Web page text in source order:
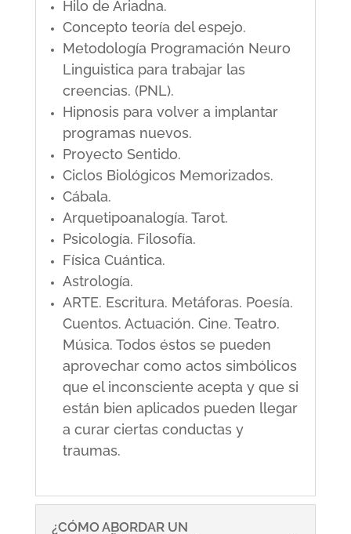
Hilo de Ariadna.
Concepto teoría del espejo.
Metodología Programación Neuro
Linguistica para trabajar las
creencias. (PNL).
Hipnosis para volver a implantar
programas nuevos.
Proyecto Sentido.
Ciclos Biológicos Memorizados.
Cábala.
Arquetipoanalogía. Tarot.
Psicología. Filosofía.
Física Cuántica.
Astrología.
ARTE. Escritura. Metáforas. Poesía.
Cuentos. Actuación. Cine. Teatro.
Música. Todos éstos se pueden
aprovechar como actos simbólicos
que el inconsciente acepta y que si
están bien aplicados pueden llegar
a curar ciertas conductas y
traumas.
¿CÓMO ABORDAR UN